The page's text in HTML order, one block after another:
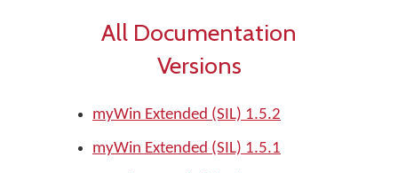
All Documentation
Versions
myWin Extended (SIL) 1.5.2
myWin Extended (SIL) 1.5.1